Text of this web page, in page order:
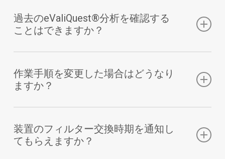
まだリストに含まれていない化学製品を使用してい
合でも、当社のQuarks Safetyテクノロジーが製造
元または公式データベースから自動的に取得しま
過去のeValiQuest®分析を確認する
ことはできますか？
進行中または過去のすべてのeValiQuest®分析は、
Safety Programプラットフォーム内の「マイ
った場合にも簡単に更新できます。
作業手順を変更した場合はどうなり
ますか？
作業条件を変更した場合は、「機器管理」モジュー
ルで簡単に更新し、必要に応じて新しいeValiQuest
装置のフィルター交換時期を通知し
てもらえますか？